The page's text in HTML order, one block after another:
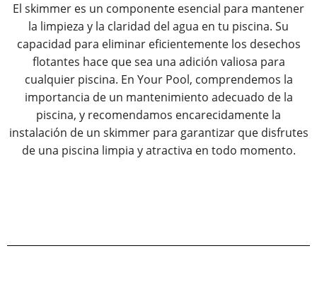
El skimmer es un componente esencial para mantener
la limpieza y la claridad del agua en tu piscina. Su
capacidad para eliminar eficientemente los desechos
flotantes hace que sea una adición valiosa para
cualquier piscina. En Your Pool, comprendemos la
importancia de un mantenimiento adecuado de la
piscina, y recomendamos encarecidamente la
instalación de un skimmer para garantizar que disfrutes
de una piscina limpia y atractiva en todo momento.